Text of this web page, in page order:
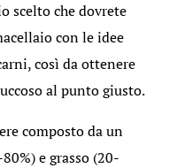
scelto che dovrete
con le idee
così da ottenere
al punto giusto.
composto da un
e grasso (20-